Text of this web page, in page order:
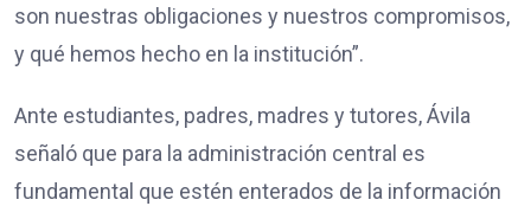
son nuestras obligaciones y nuestros compromisos,
y qué hemos hecho en la institución”.
Ante estudiantes, padres, madres y tutores, Ávila
señaló que para la administración central es
fundamental que estén enterados de la información